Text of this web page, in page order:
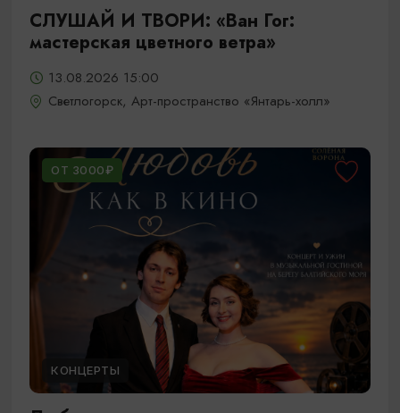
СЛУШАЙ И ТВОРИ: «Ван Гог:
мастерская цветного ветра»
13.08.2026 15:00
Светлогорск, Арт-пространство «Янтарь-холл»
ОТ 3000₽
КОНЦЕРТЫ